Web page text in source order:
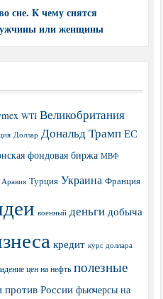
сне. К чему снятся
или женщины
WTI Великобритания
Доллар Дональд Трамп ЕС
фондовая биржа МВФ
Аравия Турция Украина Франция
военный деньги добыча
кредит курс доллара
цен на нефть полезные
против России фьючерсы на